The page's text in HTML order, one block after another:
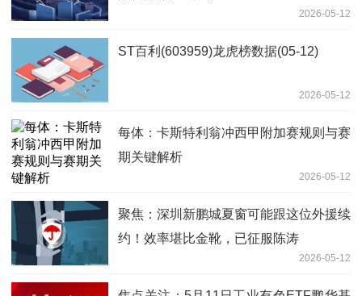
2026-05-12
ST百利(603959)龙虎榜数据(05-12)
2026-05-12
每体：卡斯特利翁冲西甲附加赛规则与赛
期关键解析
2026-05-12
聚焦：深圳新鹏城夏窗可能跟这位外援续
约！效率堪比金靴，已征服陈涛
2026-05-12